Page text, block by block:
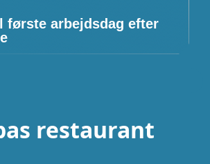
første arbejdsdag efter
restaurant